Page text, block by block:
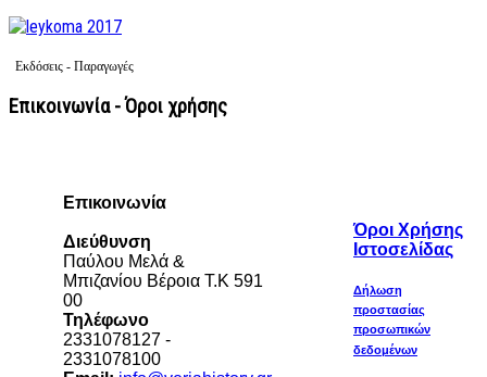
Εκδόσεις - Παραγωγές
Επικοινωνία - Όροι χρήσης
Επικοινωνία
Διεύθυνση
Παύλου Μελά &
Μπιζανίου Βέροια Τ.Κ 591
00
Τηλέφωνο
2331078127 -
2331078100
Όροι Χρήσης
Ιστοσελίδας
Δήλωση
προστασίας
προσωπικών
δεδομένων